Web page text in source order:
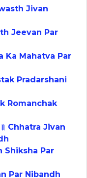
Jivan
Jeevan Par
Ka Mahatva Par
Pradarshani
Ek Romanchak
॥ Chhatra Jivan
Shiksha Par
Par Nibandh